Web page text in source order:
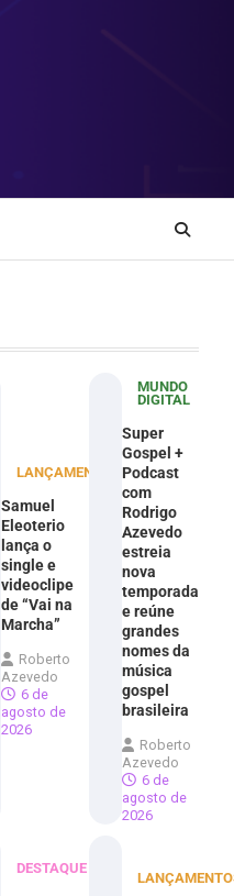
LANÇAMENTOS
Samuel
Eleoterio
lança o
single e
videoclipe
de “Vai na
Marcha”
Roberto
Azevedo
6 de
agosto de
2026
MUNDO
DIGITAL
Super
Gospel +
Podcast
com
Rodrigo
Azevedo
estreia
nova
temporada
e reúne
grandes
nomes da
música
gospel
brasileira
Roberto
Azevedo
6 de
agosto de
2026
DESTAQUE